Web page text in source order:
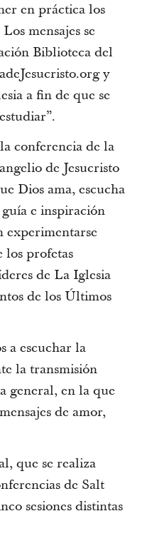
en práctica los
mensajes se
Biblioteca del
y
a fin de que se
conferencia de la
de Jesucristo
Dios ama, escucha
e inspiración
experimentarse
los profetas
de La Iglesia
de los Últimos
a escuchar la
la transmisión
general, en la que
de amor,
que se realiza
de Salt
sesiones distintas